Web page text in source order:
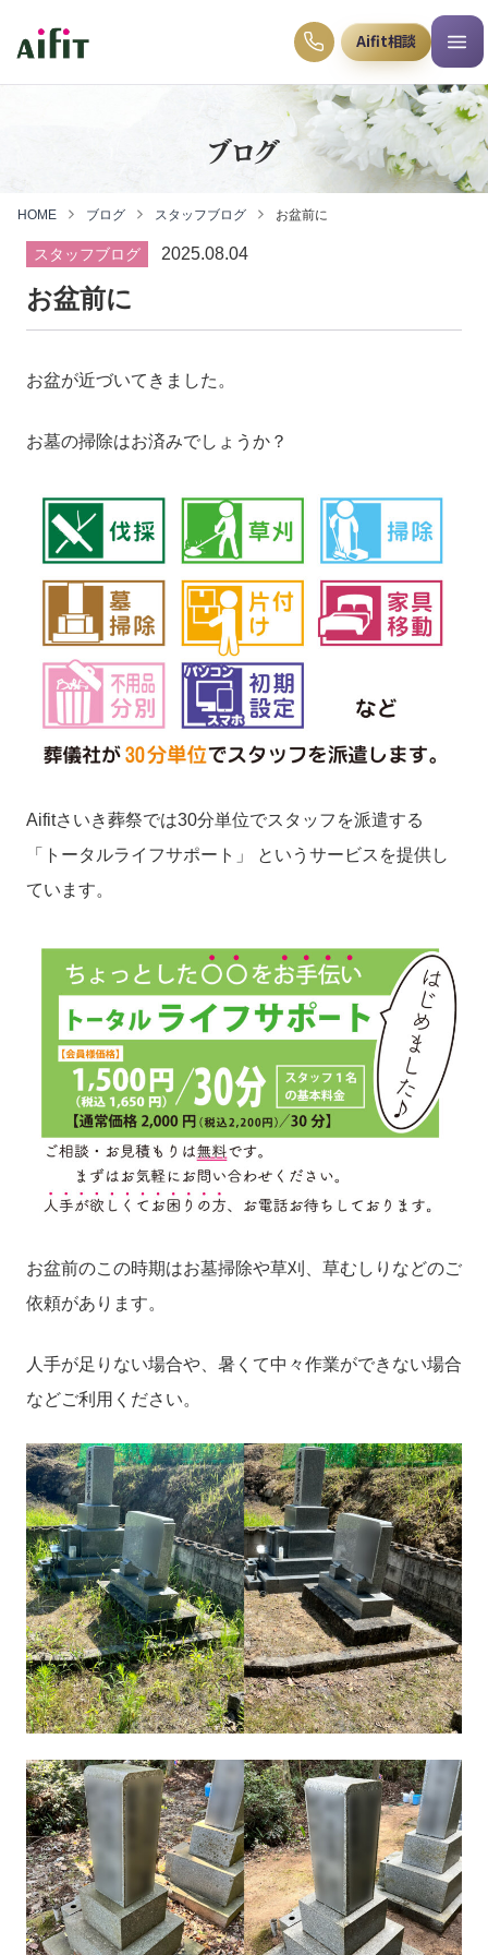
Aifit相談
ブログ
HOME ブログ スタッフブログ お盆前に
スタッフブログ 2025.08.04
お盆前に
お盆が近づいてきました。
お墓の掃除はお済みでしょうか？
Aifitさいき葬祭では30分単位でスタッフを派遣する
「トータルライフサポート」 というサービスを提供し
ています。
お盆前のこの時期はお墓掃除や草刈、草むしりなどのご
依頼があります。
人手が足りない場合や、暑くて中々作業ができない場合
などご利用ください。